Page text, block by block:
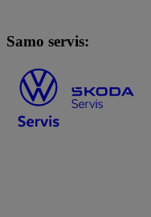
Samo servis: